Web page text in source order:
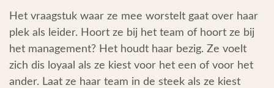
Het vraagstuk waar ze mee worstelt gaat over haar
plek als leider. Hoort ze bij het team of hoort ze bij
het management? Het houdt haar bezig. Ze voelt
zich dis loyaal als ze kiest voor het een of voor het
ander. Laat ze haar team in de steek als ze kiest